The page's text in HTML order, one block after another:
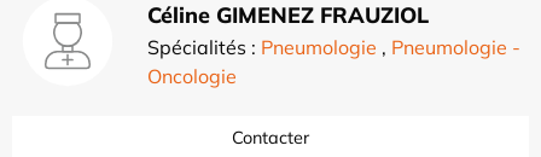
Céline GIMENEZ FRAUZIOL
Spécialités : Pneumologie , Pneumologie -
Oncologie
Contacter